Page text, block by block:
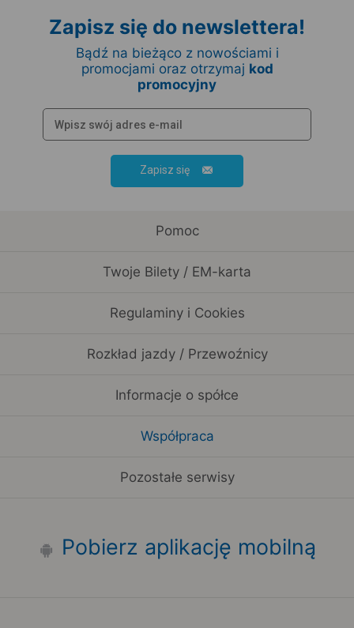
Zapisz się do newslettera!
Bądź na bieżąco z nowościami i
promocjami oraz otrzymaj kod
promocyjny
Zapisz się
Pomoc
Twoje Bilety / EM-karta
Regulaminy i Cookies
Rozkład jazdy / Przewoźnicy
Informacje o spółce
Współpraca
Pozostałe serwisy
Pobierz aplikację mobilną